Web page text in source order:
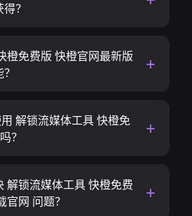
？
橙免费版 快橙官网最新版
解锁流媒体工具 快橙免
？
解锁流媒体工具 快橙免费
网 问题？